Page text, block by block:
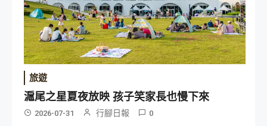
旅遊
滬尾之星夏夜放映 孩子笑家長也慢下來
2026-07-31 行腳日報 0